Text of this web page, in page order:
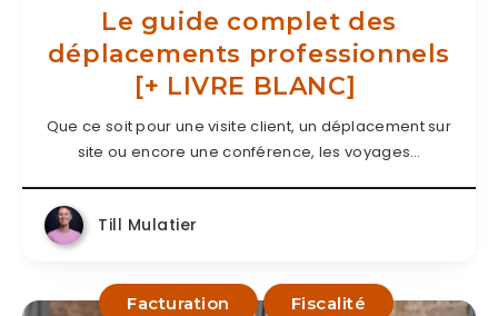
Le guide complet des
déplacements professionnels
[+ LIVRE BLANC]
Que ce soit pour une visite client, un déplacement sur
site ou encore une conférence, les voyages…
Till Mulatier
Facturation Fiscalité